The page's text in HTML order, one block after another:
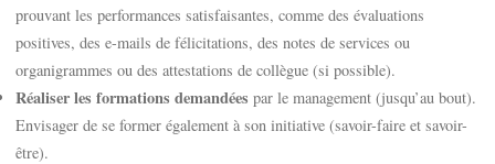
prouvant les performances satisfaisantes, comme des évaluations
positives, des e-mails de félicitations, des notes de services ou
organigrammes ou des attestations de collègue (si possible).
Réaliser les formations demandées par le management (jusqu’au bout).
Envisager de se former également à son initiative (savoir-faire et savoir-
être).